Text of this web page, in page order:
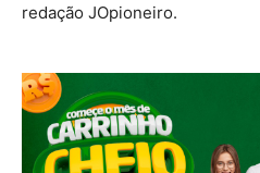
redação JOpioneiro.